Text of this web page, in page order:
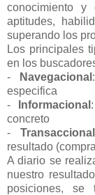
conocimiento y
aptitudes,
superando los
Los principales
en los
-
Navegacional
especifica
-
Informacional
concreto
-Transaccional
resultado
A diario se
nuestro
posiciones, se